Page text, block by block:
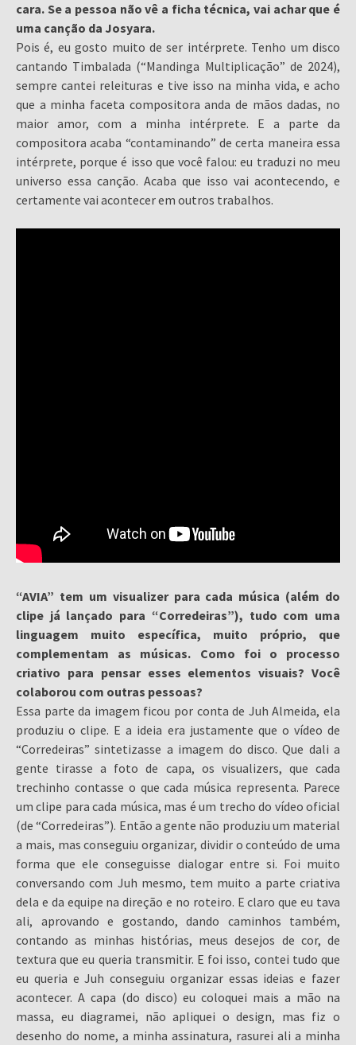
cara. Se a pessoa não vê a ficha técnica, vai achar que é
uma canção da Josyara.
Pois é, eu gosto muito de ser intérprete. Tenho um disco
cantando Timbalada (“Mandinga Multiplicação” de 2024),
sempre cantei releituras e tive isso na minha vida, e acho
que a minha faceta compositora anda de mãos dadas, no
maior amor, com a minha intérprete. E a parte da
compositora acaba “contaminando” de certa maneira essa
intérprete, porque é isso que você falou: eu traduzi no meu
universo essa canção. Acaba que isso vai acontecendo, e
certamente vai acontecer em outros trabalhos.
“AVIA” tem um visualizer para cada música (além do
clipe já lançado para “Corredeiras”), tudo com uma
linguagem muito específica, muito próprio, que
complementam as músicas. Como foi o processo
criativo para pensar esses elementos visuais? Você
colaborou com outras pessoas?
Essa parte da imagem ficou por conta de Juh Almeida, ela
produziu o clipe. E a ideia era justamente que o vídeo de
“Corredeiras” sintetizasse a imagem do disco. Que dali a
gente tirasse a foto de capa, os visualizers, que cada
trechinho contasse o que cada música representa. Parece
um clipe para cada música, mas é um trecho do vídeo oficial
(de “Corredeiras”). Então a gente não produziu um material
a mais, mas conseguiu organizar, dividir o conteúdo de uma
forma que ele conseguisse dialogar entre si. Foi muito
conversando com Juh mesmo, tem muito a parte criativa
dela e da equipe na direção e no roteiro. E claro que eu tava
ali, aprovando e gostando, dando caminhos também,
contando as minhas histórias, meus desejos de cor, de
textura que eu queria transmitir. E foi isso, contei tudo que
eu queria e Juh conseguiu organizar essas ideias e fazer
acontecer. A capa (do disco) eu coloquei mais a mão na
massa, eu diagramei, não apliquei o design, mas fiz o
desenho do nome, a minha assinatura, rasurei ali a minha